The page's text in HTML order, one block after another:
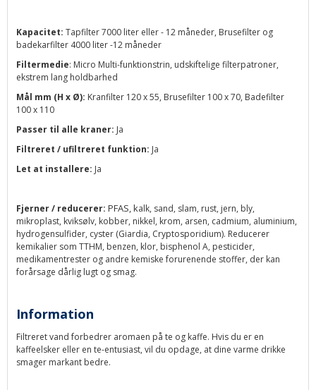
Kapacitet: Tapfilter 7000 liter eller - 12 måneder, Brusefilter og
badekarfilter 4000 liter -12 måneder
Filtermedie: Micro Multi-funktionstrin, udskiftelige filterpatroner,
ekstrem lang holdbarhed
Mål mm (H x Ø): Kranfilter 120 x 55, Brusefilter 100 x 70, Badefilter
100 x 110
Passer til alle kraner: Ja
Filtreret / ufiltreret funktion: Ja
Let at installere: Ja
Fjerner / reducerer: PFAS, kalk, sand, slam, rust, jern, bly,
mikroplast, kviksølv, kobber, nikkel, krom, arsen, cadmium, aluminium,
hydrogensulfider, cyster (Giardia, Cryptosporidium). Reducerer
kemikalier som TTHM, benzen, klor, bisphenol A, pesticider,
medikamentrester og andre kemiske forurenende stoffer, der kan
forårsage dårlig lugt og smag.
Information
Filtreret vand forbedrer aromaen på te og kaffe. Hvis du er en
kaffeelsker eller en te-entusiast, vil du opdage, at dine varme drikke
smager markant bedre.